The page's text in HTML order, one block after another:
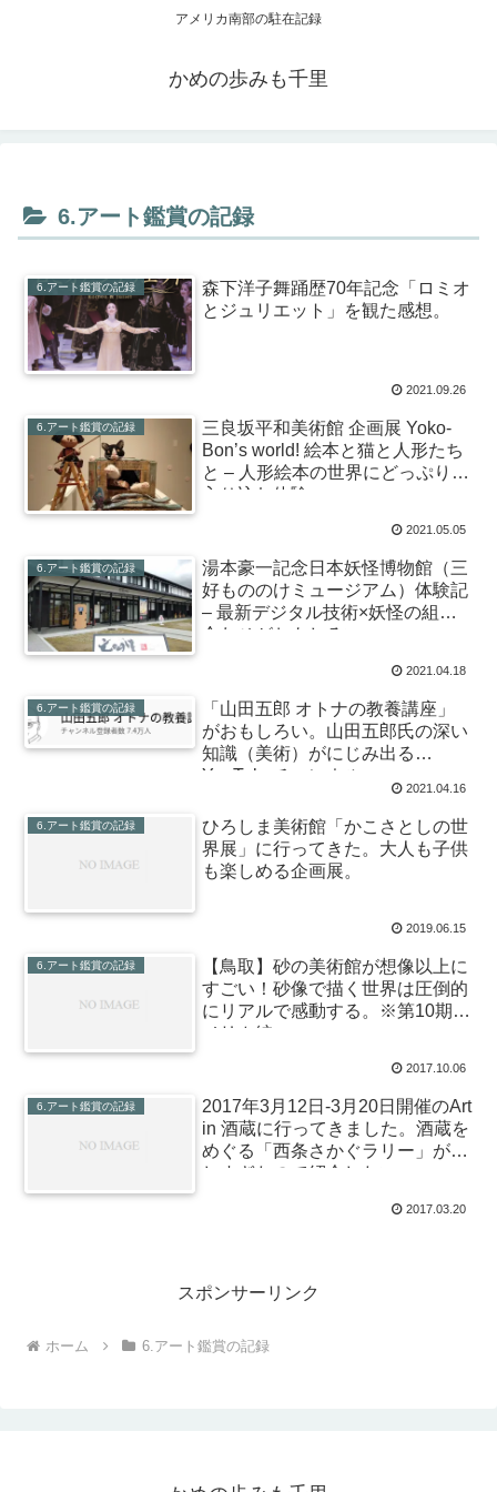
アメリカ南部の駐在記録
かめの歩みも千里
6.アート鑑賞の記録
6.アート鑑賞の記録
森下洋子舞踊歴70年記念「ロミオ
とジュリエット」を観た感想。
2021.09.26
6.アート鑑賞の記録
三良坂平和美術館 企画展 Yoko-
Bon’s world! 絵本と猫と人形たち
と – 人形絵本の世界にどっぷりと
入り込む体験。
2021.05.05
6.アート鑑賞の記録
湯本豪一記念日本妖怪博物館（三
好もののけミュージアム）体験記
– 最新デジタル技術×妖怪の組み
合わせがおもしろい。
2021.04.18
6.アート鑑賞の記録
「山田五郎 オトナの教養講座」
がおもしろい。山田五郎氏の深い
知識（美術）がにじみ出る
YouTubeチャンネル。
2021.04.16
6.アート鑑賞の記録
ひろしま美術館「かこさとしの世
界展」に行ってきた。大人も子供
も楽しめる企画展。
2019.06.15
6.アート鑑賞の記録
【鳥取】砂の美術館が想像以上に
すごい！砂像で描く世界は圧倒的
にリアルで感動する。※第10期ア
メリカ編
2017.10.06
6.アート鑑賞の記録
2017年3月12日-3月20日開催のArt
in 酒蔵に行ってきました。酒蔵を
めぐる「西条さかぐラリー」が楽
しすぎたので紹介したい。
2017.03.20
スポンサーリンク
ホーム 6.アート鑑賞の記録